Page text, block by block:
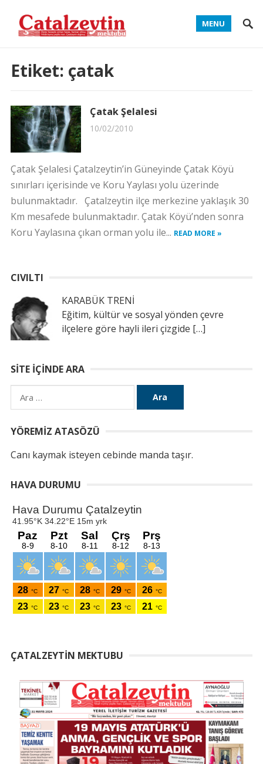
MENU
Etiket: çatak
Çatak Şelalesi
10/02/2010
Çatak Şelalesi Çatalzeytin’in Güneyinde Çatak Köyü
sınırları içerisinde ve Koru Yaylası yolu üzerinde
bulunmaktadır. Çatalzeytin ilçe merkezine yaklaşık 30
Km mesafede bulunmaktadır. Çatak Köyü’nden sonra
Koru Yaylasına çıkan orman yolu ile... READ MORE »
CIVILTI
KARABÜK TRENİ
Eğitim, kültür ve sosyal yönden çevre
ilçelere göre hayli ileri çizgide […]
SITE İÇINDE ARA
Arama:
YÖREMIZ ATASÖZÜ
Canı kaymak isteyen cebinde manda taşır.
HAVA DURUMU
ÇATALZEYTIN MEKTUBU